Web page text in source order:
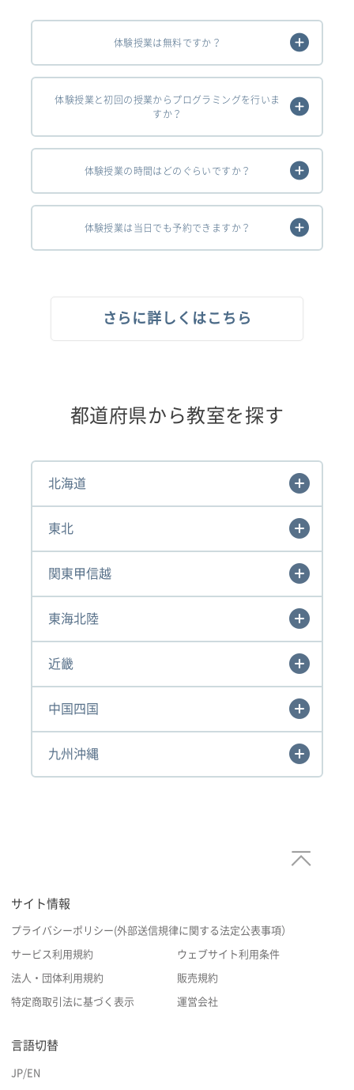
体験授業は無料ですか？
体験授業と初回の授業からプログラミングを行いま
すか？
体験授業の時間はどのぐらいですか？
体験授業は当日でも予約できますか？
さらに詳しくはこちら
都道府県から教室を探す
北海道
東北
関東甲信越
東海北陸
近畿
中国四国
九州沖縄
サイト情報
プライバシーポリシー(外部送信規律に関する法定公表事項）
サービス利用規約 ウェブサイト利用条件
法人・団体利用規約 販売規約
特定商取引法に基づく表示 運営会社
言語切替
JP/EN